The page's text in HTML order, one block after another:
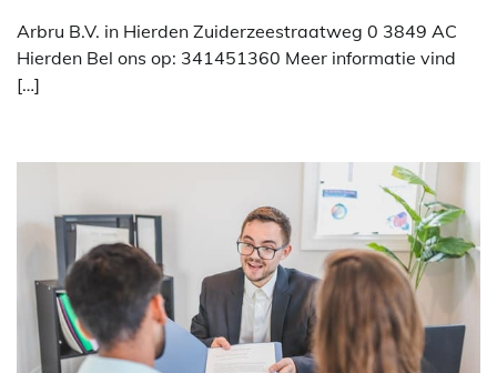
Arbru B.V. in Hierden Zuiderzeestraatweg 0 3849 AC
Hierden Bel ons op: 341451360 Meer informatie vind
[…]